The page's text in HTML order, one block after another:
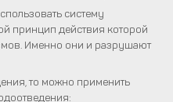
систему
принцип действия которой
Именно они и разрушают
то можно применить